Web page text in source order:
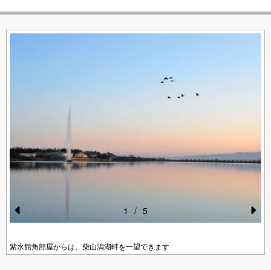
Pr
e
紫水館角部屋からは、柴山潟湖畔を一望できます
N
1 / 5